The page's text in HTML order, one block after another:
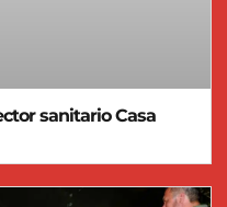
sanitario Casa